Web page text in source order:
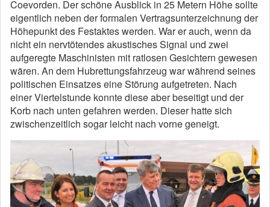
Coevorden. Der schöne Ausblick in 25 Metern Höhe sollte
eigentlich neben der formalen Vertragsunterzeichnung der
Höhepunkt des Festaktes werden. War er auch, wenn da
nicht ein nervtötendes akustisches Signal und zwei
aufgeregte Maschinisten mit ratlosen Gesichtern gewesen
wären. An dem Hubrettungsfahrzeug war während seines
politischen Einsatzes eine Störung aufgetreten. Nach
einer Viertelstunde konnte diese aber beseitigt und der
Korb nach unten gefahren werden. Dieser hatte sich
zwischenzeitlich sogar leicht nach vorne geneigt.